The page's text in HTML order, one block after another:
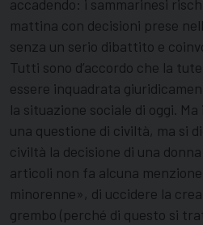
accadendo: i sammarinesi
mattina con decisioni prese
senza un serio dibattito e
Tutti sono d’accordo che la
essere inquadrata
la situazione sociale di oggi.
una questione di civiltà, ma si
civiltà la decisione di una
articoli non fa alcuna
minorenne», di uccidere la
grembo (perché di questo si